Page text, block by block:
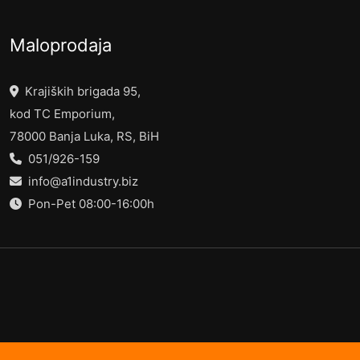
Maloprodaja
Krajiških brigada 95,
kod TC Emporium,
78000 Banja Luka, RS, BiH
051/926-159
info@a1industry.biz
Pon-Pet 08:00-16:00h